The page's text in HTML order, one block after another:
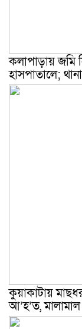
কলাপাড়ায় জমি
হাসপাতালে;
কুয়াকাটায়
আ’হ’ত,